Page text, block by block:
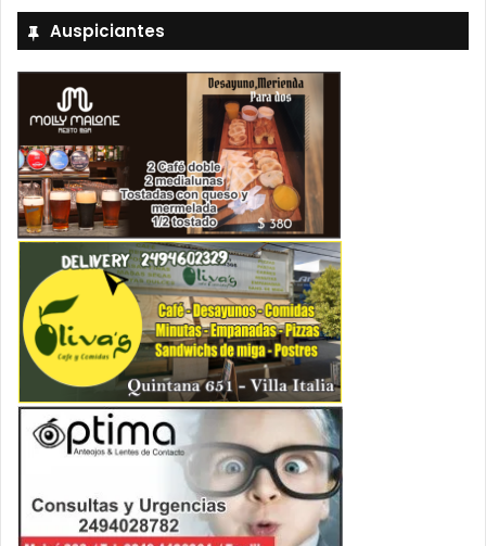
Auspiciantes